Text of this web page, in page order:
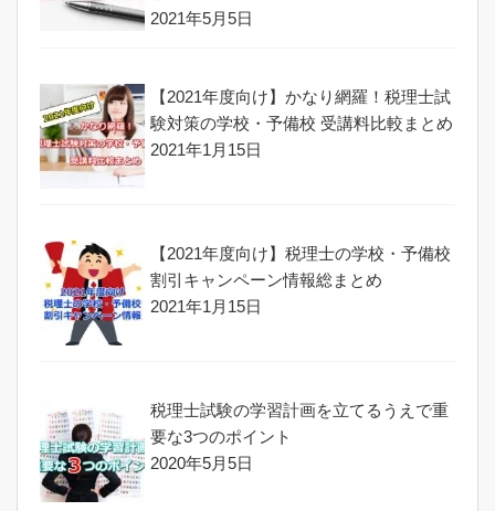
2021年5月5日
【2021年度向け】かなり網羅！税理士試
験対策の学校・予備校 受講料比較まとめ
2021年1月15日
【2021年度向け】税理士の学校・予備校
割引キャンペーン情報総まとめ
2021年1月15日
税理士試験の学習計画を立てるうえで重
要な3つのポイント
2020年5月5日